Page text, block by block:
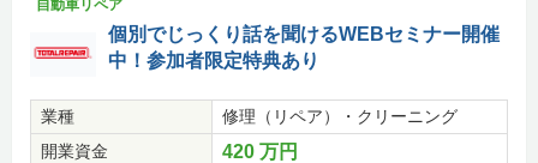
自動車リペア
個別でじっくり話を聞けるWEBセミナー開催
中！参加者限定特典あり
業種
修理（リペア）・クリーニング
開業資金
420 万円